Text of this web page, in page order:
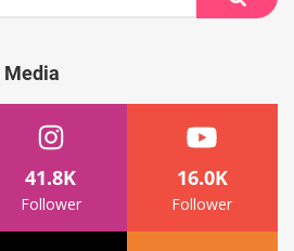
Suche
Media
41.8K
Follower
16.0K
Follower